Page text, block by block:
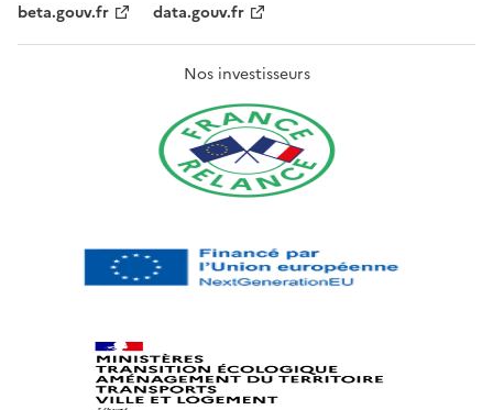
beta.gouv.fr
data.gouv.fr
Nos investisseurs